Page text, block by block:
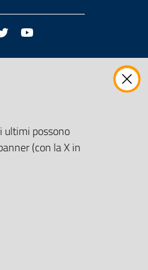
Twitter
ultimi possono
(con la X in